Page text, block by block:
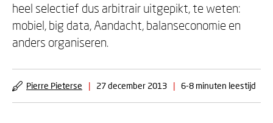
heel selectief dus arbitrair uitgepikt, te weten:
mobiel, big data, Aandacht, balanseconomie en
anders organiseren.
Pierre Pieterse | 27 december 2013 | 6-8 minuten leestijd